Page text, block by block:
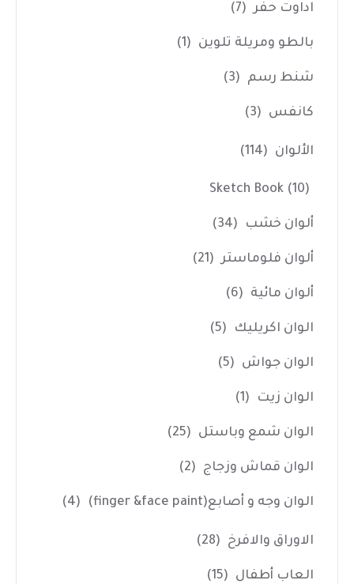
اداوت حفر (7)
بالطو ومريلة تلوين (1)
شنط رسم (3)
كانفس (3)
الألوان (114)
Sketch Book (10)
ألوان خشب (34)
ألوان فلوماستر (21)
ألوان مائية (6)
الوان اكريليك (5)
الوان جواش (5)
الوان زيت (1)
الوان شمع وباستل (25)
الوان قماش وزجاج (2)
الوان وجه و أصابع(finger &face paint) (4)
الاوراق والافرخ (28)
العاب أطفال (15)